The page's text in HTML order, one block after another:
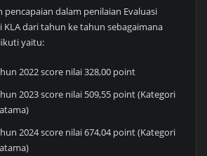
pencapaian dalam penilaian Evaluasi
KLA dari tahun ke tahun sebagaimana
yaitu:
2022 score nilai 328,00 point
2023 score nilai 509,55 point (Kategori
2024 score nilai 674,04 point (Kategori